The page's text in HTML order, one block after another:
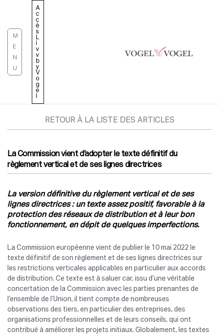
M
E
N
U
A
c
c
è
s
L
i
v
v
b
y
V
o
g
e
l
RETOUR À LA LISTE DES ARTICLES
La Commission vient d’adopter le texte définitif du
règlement vertical et de ses lignes directrices
La version définitive du règlement vertical et de ses
lignes directrices : un texte assez positif, favorable à la
protection des réseaux de distribution et à leur bon
fonctionnement, en dépit de quelques imperfections.
La Commission européenne vient de publier le 10 mai 2022 le
texte définitif de son règlement et de ses lignes directrices sur
les restrictions verticales applicables en particulier aux accords
de distribution. Ce texte est à saluer car, issu d’une véritable
concertation de la Commission avec les parties prenantes de
l’ensemble de l’Union, il tient compte de nombreuses
observations des tiers, en particulier des entreprises, des
organisations professionnelles et de leurs conseils, qui ont
contribué à améliorer les projets initiaux. Globalement, les textes